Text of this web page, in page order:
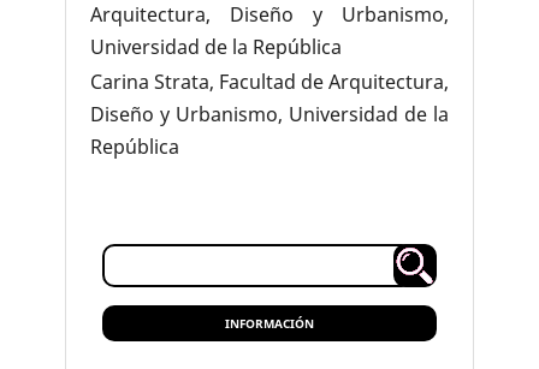
Arquitectura, Diseño y Urbanismo,
Universidad de la República
Carina Strata, Facultad de Arquitectura,
Diseño y Urbanismo, Universidad de la
República
INFORMACIÓN